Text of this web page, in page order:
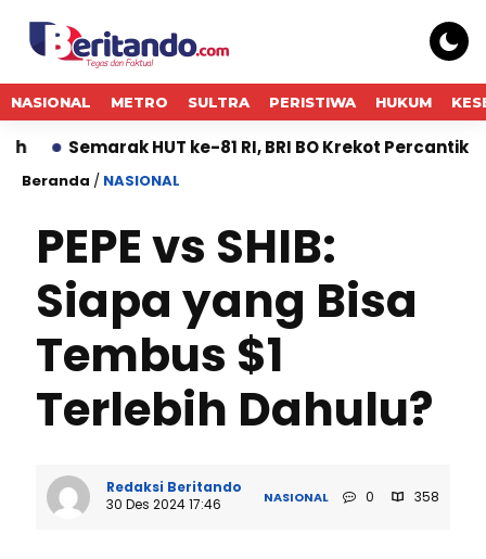
NASIONAL METRO SULTRA PERISTIWA HUKUM
HUT ke-81 RI, BRI BO Krekot Percantik Kantor
Beranda / NASIONAL
PEPE vs SHIB:
Siapa yang Bisa
Tembus $1
Terlebih Dahulu?
Redaksi Beritando
30 Des 2024 17:46
NASIONAL 0 358